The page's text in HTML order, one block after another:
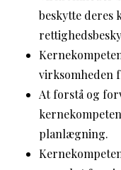
beskytte deres
virksomheden
At forstå og
planlægning.